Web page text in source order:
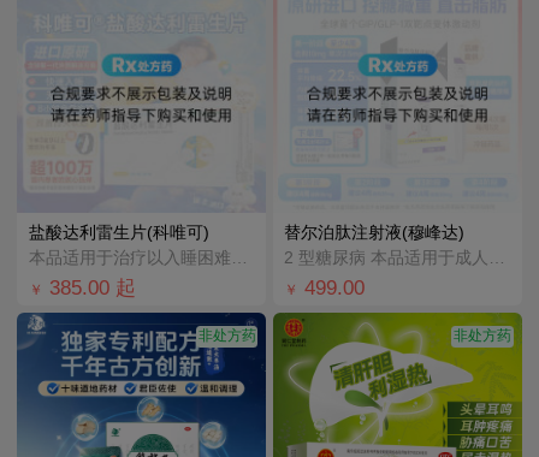
盐酸达利雷生片(科唯可)
￥ 385.00 起
替尔泊肽注射液(穆峰达)
￥ 499.00
非处方药 非处方药